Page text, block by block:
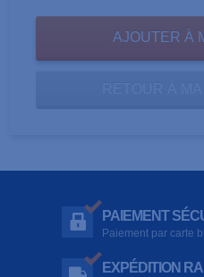
PAIEMENT
Paiement par carte
EXPÉDITION